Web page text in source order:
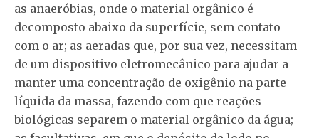
as anaeróbias, onde o material orgânico é
decomposto abaixo da superfície, sem contato
com o ar; as aeradas que, por sua vez, necessitam
de um dispositivo eletromecânico para ajudar a
manter uma concentração de oxigênio na parte
líquida da massa, fazendo com que reações
biológicas separem o material orgânico da água;